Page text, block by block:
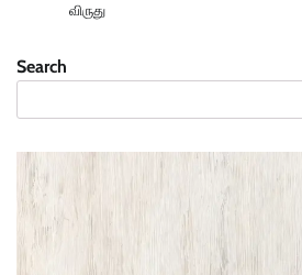
விருது
Search